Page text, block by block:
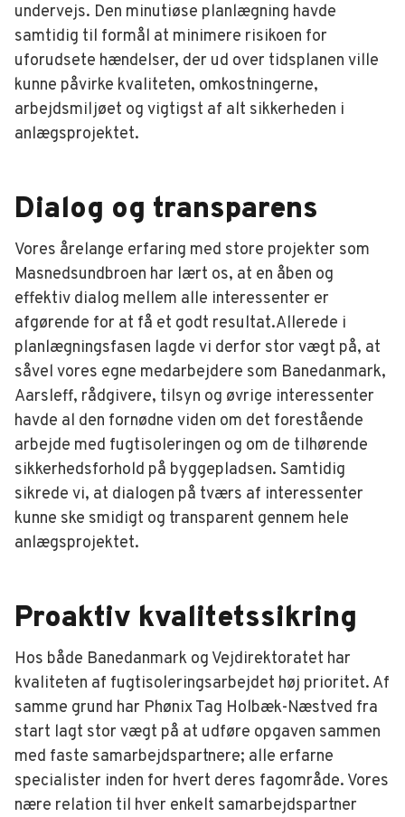
undervejs. Den minutiøse planlægning havde
samtidig til formål at minimere risikoen for
uforudsete hændelser, der ud over tidsplanen ville
kunne påvirke kvaliteten, omkostningerne,
arbejdsmiljøet og vigtigst af alt sikkerheden i
anlægsprojektet.
Dialog og transparens
Vores årelange erfaring med store projekter som
Masnedsundbroen har lært os, at en åben og
effektiv dialog mellem alle interessenter er
afgørende for at få et godt resultat.Allerede i
planlægningsfasen lagde vi derfor stor vægt på, at
såvel vores egne medarbejdere som Banedanmark,
Aarsleff, rådgivere, tilsyn og øvrige interessenter
havde al den fornødne viden om det forestående
arbejde med fugtisoleringen og om de tilhørende
sikkerhedsforhold på byggepladsen. Samtidig
sikrede vi, at dialogen på tværs af interessenter
kunne ske smidigt og transparent gennem hele
anlægsprojektet.
Proaktiv kvalitetssikring
Hos både Banedanmark og Vejdirektoratet har
kvaliteten af fugtisoleringsarbejdet høj prioritet. Af
samme grund har Phønix Tag Holbæk-Næstved fra
start lagt stor vægt på at udføre opgaven sammen
med faste samarbejdspartnere; alle erfarne
specialister inden for hvert deres fagområde. Vores
nære relation til hver enkelt samarbejdspartner